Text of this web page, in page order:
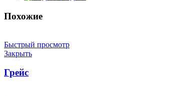
Похожие
Быстрый просмотр
Закрыть
Грейс